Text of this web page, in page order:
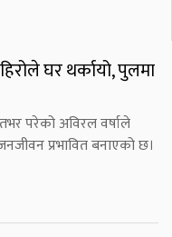
घर थर्कायो, पुलमा
परेको अविरल वर्षाले
प्रभावित बनाएको छ।